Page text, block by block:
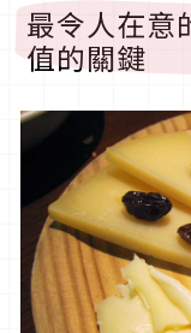
最令人在意
值的關鍵